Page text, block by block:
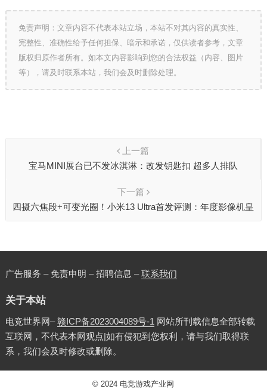
免责声明：文章内容不代表本站立场，本站不对其内容的真实性、
完整性、准确性给予任何担保、暗示和承诺，仅供读者参考，文章
版权归原作者所有。如本文内容影响到您的合法权益（内容、图片
等），请及时联系本站，我们会及时删除处理。
上一篇
宝马MINI展台已不发冰淇淋：改发钥匙扣 超多人排队
下一篇
四摄六焦段+可变光圈！小米13 Ultra首发评测：年度影像机皇
广告服务 – 免责申明 – 招聘信息 –联系我们
关于本站
电竞世界网–赣ICP备2023004089号-1 网站所刊载信息全部转载
互联网，不代表本网观点|如有侵犯到您权利，请与我们取得联
系，我们会及时修改或删除。
© 2024 电竞游戏产业网